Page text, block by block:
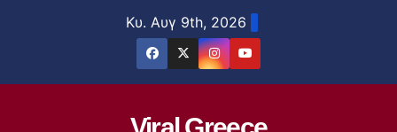
Κυ. Αυγ 9th, 2026